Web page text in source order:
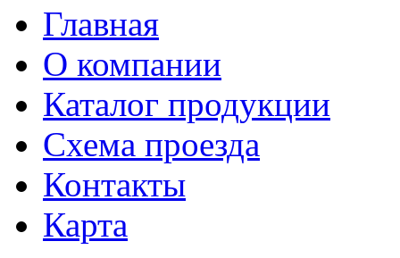
Главная
О компании
Каталог продукции
Схема проезда
Контакты
Карта